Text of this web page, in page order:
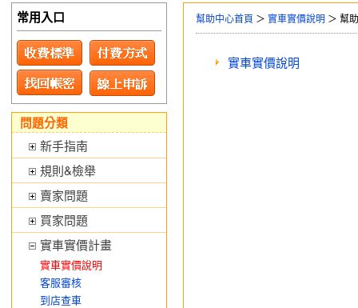
幫助中心首頁 ＞ 實車實價說明 ＞ 幫
實車實價說明
常用入口
問題分類
新手指南
規則&檢舉
賣家問題
買家問題
實車實價計畫
實車實價說明
客服審核
到店查車